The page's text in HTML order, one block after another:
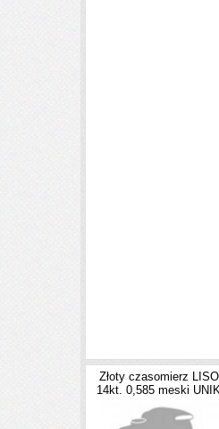
Złoty czasomierz
14kt. 0,585 meski